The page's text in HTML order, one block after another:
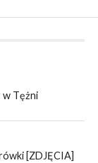
w Tężni
[ZDJĘCIA]